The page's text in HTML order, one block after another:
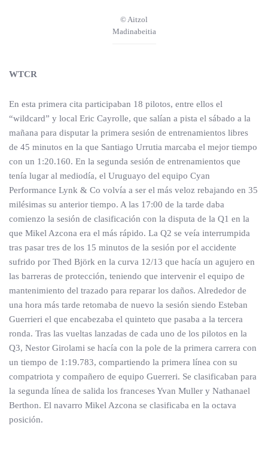
© Aitzol
Madinabeitia
WTCR
En esta primera cita participaban 18 pilotos, entre ellos el
“wildcard” y local Eric Cayrolle, que salían a pista el sábado a la
mañana para disputar la primera sesión de entrenamientos libres
de 45 minutos en la que Santiago Urrutia marcaba el mejor tiempo
con un 1:20.160. En la segunda sesión de entrenamientos que
tenía lugar al mediodía, el Uruguayo del equipo Cyan
Performance Lynk & Co volvía a ser el más veloz rebajando en 35
milésimas su anterior tiempo. A las 17:00 de la tarde daba
comienzo la sesión de clasificación con la disputa de la Q1 en la
que Mikel Azcona era el más rápido. La Q2 se veía interrumpida
tras pasar tres de los 15 minutos de la sesión por el accidente
sufrido por Thed Björk en la curva 12/13 que hacía un agujero en
las barreras de protección, teniendo que intervenir el equipo de
mantenimiento del trazado para reparar los daños. Alrededor de
una hora más tarde retomaba de nuevo la sesión siendo Esteban
Guerrieri el que encabezaba el quinteto que pasaba a la tercera
ronda. Tras las vueltas lanzadas de cada uno de los pilotos en la
Q3, Nestor Girolami se hacía con la pole de la primera carrera con
un tiempo de 1:19.783, compartiendo la primera línea con su
compatriota y compañero de equipo Guerreri. Se clasificaban para
la segunda línea de salida los franceses Yvan Muller y Nathanael
Berthon. El navarro Mikel Azcona se clasificaba en la octava
posición.